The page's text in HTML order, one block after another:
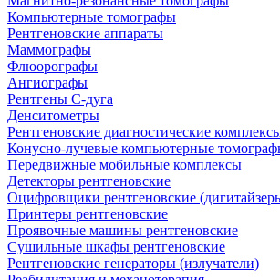
Компьютерные томографы
Рентгеновские аппараты
Маммографы
Флюорографы
Ангиографы
Рентгены С-дуга
Денситометры
Рентгеновские диагностические
Конусно-лучевые компьютерные
Передвижные мобильные комплексы
Детекторы рентгеновские
Оцифровщики рентгеновские
Принтеры рентгеновские
Проявочные машины рентгеновские
Сушильные шкафы рентгеновские
Рентгеновские генераторы (излучатели)